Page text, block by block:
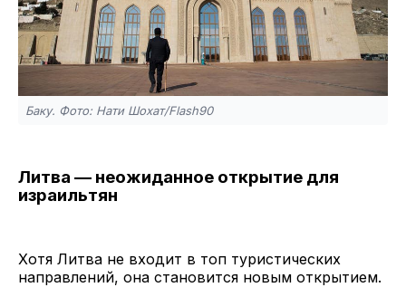
Баку. Фото: Нати Шохат/Flash90
Литва — неожиданное открытие для
израильтян
Хотя Литва не входит в топ туристических
направлений, она становится новым открытием.